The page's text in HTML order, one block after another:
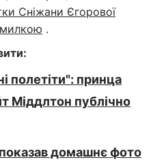
Сніжани Єгорової
.
полетіти": принца
Міддлтон публічно
домашнє фото